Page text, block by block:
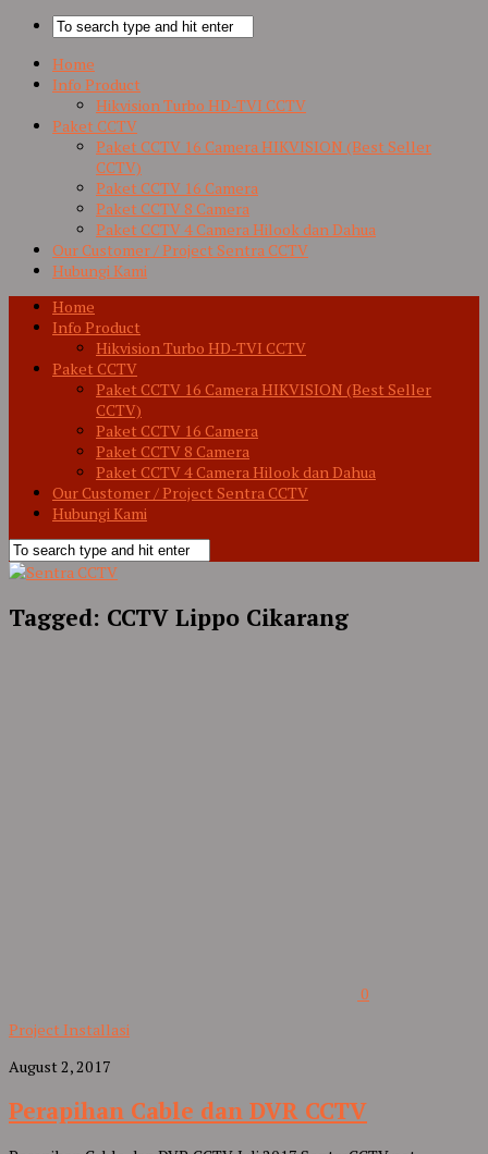
Home
Info Product
Hikvision Turbo HD-TVI CCTV
Paket CCTV
Paket CCTV 16 Camera HIKVISION (Best Seller
CCTV)
Paket CCTV 16 Camera
Paket CCTV 8 Camera
Paket CCTV 4 Camera Hilook dan Dahua
Our Customer / Project Sentra CCTV
Hubungi Kami
Home
Info Product
Hikvision Turbo HD-TVI CCTV
Paket CCTV
Paket CCTV 16 Camera HIKVISION (Best Seller
CCTV)
Paket CCTV 16 Camera
Paket CCTV 8 Camera
Paket CCTV 4 Camera Hilook dan Dahua
Our Customer / Project Sentra CCTV
Hubungi Kami
Tagged: CCTV Lippo Cikarang
0
Project Installasi
August 2, 2017
Perapihan Cable dan DVR CCTV